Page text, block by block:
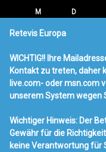
Retevis Europa
WICHTIG!! Ihre
Kontakt zu treten, daher
live.com- oder msn.com
unserem System wegen
Wichtiger Hinweis: Der
Gewähr für die
keine Verantwortung für
M D
10 11
17 18
24 25
31